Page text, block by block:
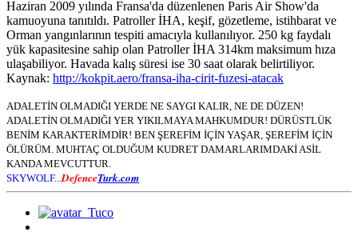
Haziran 2009 yılında Fransa'da düzenlenen Paris Air Show'da
kamuoyuna tanıtıldı. Patroller İHA, keşif, gözetleme, istihbarat ve
Orman yangınlarının tespiti amacıyla kullanılıyor. 250 kg faydalı
yük kapasitesine sahip olan Patroller İHA 314km maksimum hıza
ulaşabiliyor. Havada kalış süresi ise 30 saat olarak belirtiliyor.
Kaynak: http://kokpit.aero/fransa-iha-cirit-fuzesi-atacak
ADALETİN OLMADIĞI YERDE NE SAYGI KALIR, NE DE DÜZEN!
ADALETİN OLMADIĞI YER YIKILMAYA MAHKUMDUR! DÜRÜSTLÜK
BENİM KARAKTERİMDİR! BEN ŞEREFİM İÇİN YAŞAR, ŞEREFİM İÇİN
ÖLÜRÜM. MUHTAÇ OLDUĞUM KUDRET DAMARLARIMDAKİ ASİL
KANDA MEVCUTTUR.
SKYWOLF... DefenceTurk.com